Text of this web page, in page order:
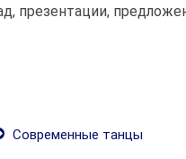
презентации,
Современные танцы